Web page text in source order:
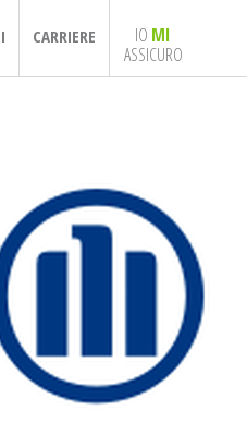
CARRIERE IO MI
ASSICURO